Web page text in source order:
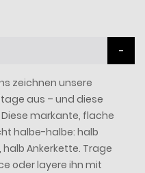
zeichnen unsere
aus – und diese
markante, flache
halbe-halbe: halb
Ankerkette. Trage
oder layere ihn mit